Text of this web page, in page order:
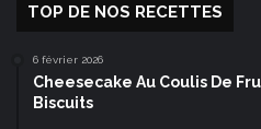
TOP DE NOS RECETTES
6 février 2026
Cheesecake Au Coulis De
Biscuits